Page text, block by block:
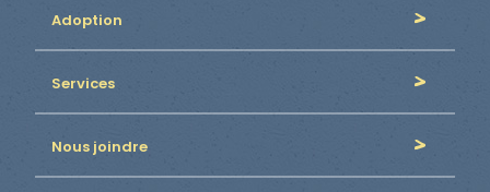
Adoption
Services
Nous joindre